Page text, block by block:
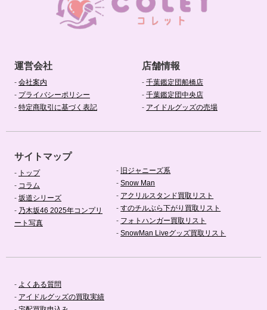
運営会社
- 会社案内
- プライバシーポリシー
- 特定商取引に基づく表記
店舗情報
- 千葉鑑定団船橋店
- 千葉鑑定団中央店
- アイドルグッズの売場
サイトマップ
- トップ
- コラム
- 坂道シリーズ
- 乃木坂46 2025年コンプリ
ート写真
- 旧ジャニーズ系
-Snow Man
- アクリルスタンド買取リスト
-すのチルぶら下がり買取リスト
- フォトハンガー買取リスト
-SnowMan Liveグッズ買取リスト
- よくある質問
- アイドルグッズの買取実績